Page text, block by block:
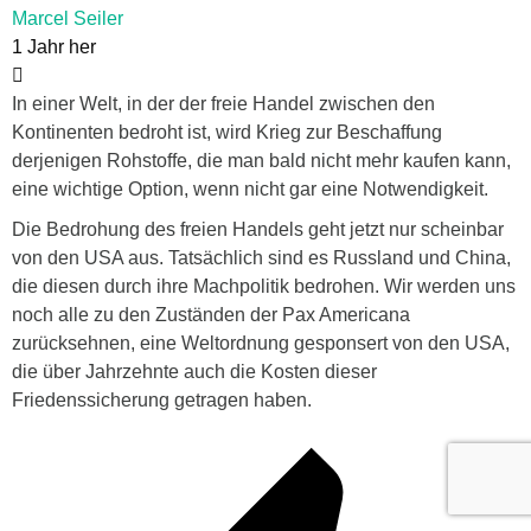
Marcel Seiler
1 Jahr her
In einer Welt, in der der freie Handel zwischen den
Kontinenten bedroht ist, wird Krieg zur Beschaffung
derjenigen Rohstoffe, die man bald nicht mehr kaufen kann,
eine wichtige Option, wenn nicht gar eine Notwendigkeit.
Die Bedrohung des freien Handels geht jetzt nur scheinbar
von den USA aus. Tatsächlich sind es Russland und China,
die diesen durch ihre Machpolitik bedrohen. Wir werden uns
noch alle zu den Zuständen der Pax Americana
zurücksehnen, eine Weltordnung gesponsert von den USA,
die über Jahrzehnte auch die Kosten dieser
Friedenssicherung getragen haben.